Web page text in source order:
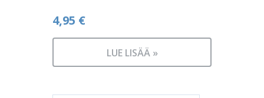
4,95 €
LUE LISÄÄ »